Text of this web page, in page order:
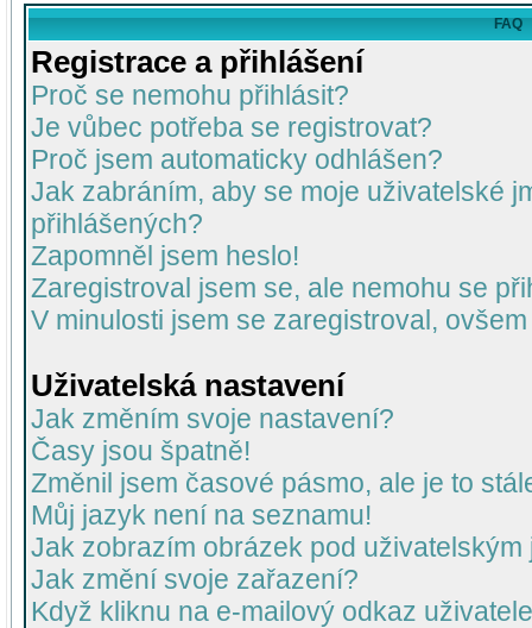
FAQ
Registrace a přihlášení
Proč se nemohu přihlásit?
Je vůbec potřeba se registrovat?
Proč jsem automaticky odhlášen?
Jak zabráním, aby se moje uživatelské
přihlášených?
Zapomněl jsem heslo!
Zaregistroval jsem se, ale nemohu se
V minulosti jsem se zaregistroval,
Uživatelská nastavení
Jak změním svoje nastavení?
Časy jsou špatně!
Změnil jsem časové pásmo, ale je to
Můj jazyk není na seznamu!
Jak zobrazím obrázek pod uživatelským
Jak změní svoje zařazení?
Když kliknu na e-mailový odkaz